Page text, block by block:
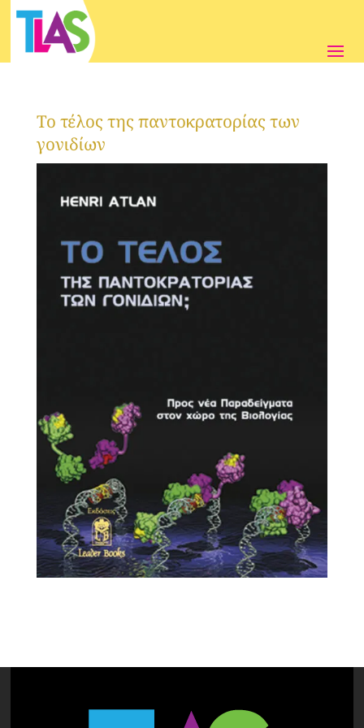
Το τέλος της παντοκρατορίας των
γονιδίων